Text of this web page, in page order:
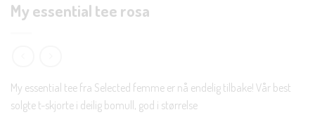
My essential tee rosa
My essential tee fra Selected femme er nå endelig tilbake! Vår best
solgte t-skjorte i deilig bomull, god i størrelse